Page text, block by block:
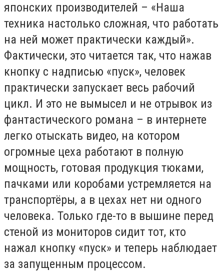
японских производителей – «Наша
техника настолько сложная, что работать
на ней может практически каждый».
Фактически, это читается так, что нажав
кнопку с надписью «пуск», человек
практически запускает весь рабочий
цикл. И это не вымысел и не отрывок из
фантастического романа – в интернете
легко отыскать видео, на котором
огромные цеха работают в полную
мощность, готовая продукция тюками,
пачками или коробами устремляется на
транспортёры, а в цехах нет ни одного
человека. Только где-то в вышине перед
стеной из мониторов сидит тот, кто
нажал кнопку «пуск» и теперь наблюдает
за запущенным процессом.